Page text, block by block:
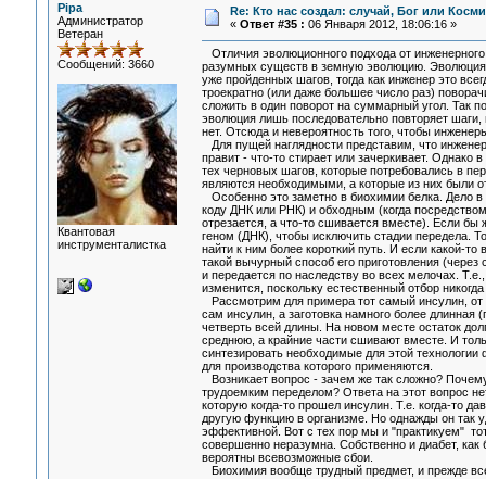
Pipa
Администратор
Ветеран
Сообщений: 3660
Квантовая
инструменталистка
Re: Кто нас создал: случай, Бог или
« Ответ #35 : 06 Января 2012, 18:06:16 »
Отличия эволюционного подхода от
разумных существ в земную эволюцию.
уже пройденных шагов, тогда как инженер это
троекратно (или даже большее число раз)
сложить в один поворот на суммарный угол. Так
эволюция лишь последовательно повторяет
нет. Отсюда и невероятность того, чтобы
Для пущей наглядности представим, что
правит - что-то стирает или зачеркивает. Однако
тех черновых шагов, которые потребовались в
являются необходимыми, а которые из них были
Особенно это заметно в биохимии белка. Дело
коду ДНК или РНК) и обходным (когда
отрезается, а что-то сшивается вместе). Если
геном (ДНК), чтобы исключить стадии передела.
найти к ним более короткий путь. И если какой-
такой вычурный способ его приготовления
и передается по наследству во всех мелочах.
изменится, поскольку естественный отбор
Рассмотрим для примера тот самый инсулин, от
сам инсулин, а заготовка намного более длинная
четверть всей длины. На новом месте остаток
среднюю, а крайние части сшивают вместе. И
синтезировать необходимые для этой
для производства которого применяются.
Возникает вопрос - зачем же так сложно?
трудоемким переделом? Ответа на этот вопрос
которую когда-то прошел инсулин. Т.е. когда-то
другую функцию в организме. Но однажды он так
эффективной. Вот с тех пор мы и "практикуем"
совершенно неразумна. Собственно и диабет, как
вероятны всевозможные сбои.
Биохимия вообще трудный предмет, и прежде